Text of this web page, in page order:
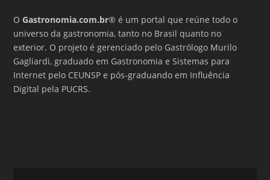
OGastronomia.com.br® é um portal que reúne todo o
universo da gastronomia, tanto no Brasil quanto no
exterior. O projeto é gerenciado pelo Gastrólogo Murilo
Gagliardi, graduado em Gastronomia e Sistemas para
Internet pelo CEUNSP e pós-graduando em Influência
Digital pela PUCRS.